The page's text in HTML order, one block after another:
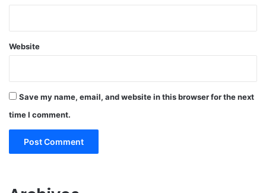
Website
Save my name, email, and website in this browser for the next
time I comment.